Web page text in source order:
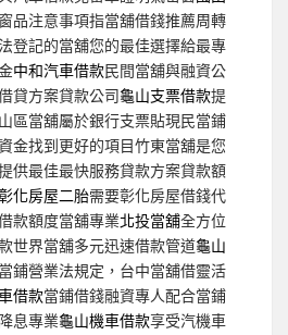
品注意事項指當舖借錢推薦周轉
登記的當舖您的最佳選擇給最專
中和汽車借款民間當舖與融資公
貸方案貸款公司龜山支票借款提
區當舖屬於銀行支票貼現民當鋪
金找到更好的項目竹東當舖是您
供最佳最快服務貸款方案貸款額
化房屋二胎需要彰化房屋借錢代
款額度當舖專業北投當舖全方位
世界當舖多元迅速借款管道龜山
鋪營業法規定，台中當舖借靈活
借款當鋪借錢融資專人配合當鋪
息專業龜山機車借款享受汽機車